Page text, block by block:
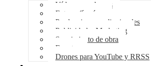
Vídeos con drones
Fotografía aérea
Producciones audiovisuales
Publicidad – Marketing
Seguimiento de obra
Eventos
Drones para YouTube y RRSS